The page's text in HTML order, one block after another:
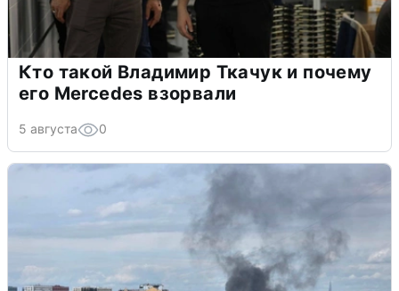
Кто такой Владимир Ткачук и почему
его Mercedes взорвали
5 августа 0